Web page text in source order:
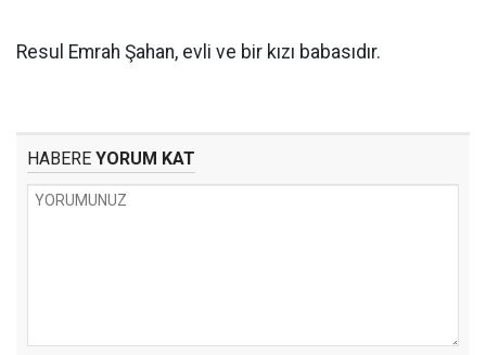
Resul Emrah Şahan, evli ve bir kızı babasıdır.
HABERE YORUM KAT